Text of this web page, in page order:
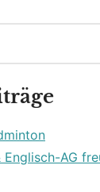
Englisch-AG